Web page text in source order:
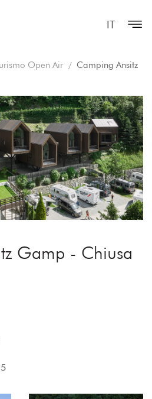
IT
Open Air
Camping Ansitz
Gamp - Chiusa